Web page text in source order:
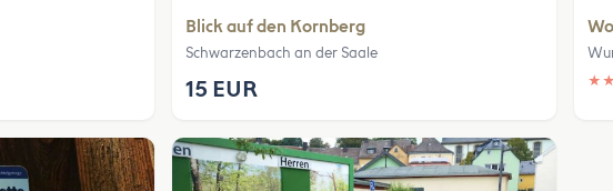
Blick auf den Kornberg
Schwarzenbach an der Saale
15 EUR ★